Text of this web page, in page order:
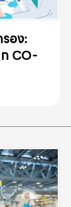
อง:
CO-